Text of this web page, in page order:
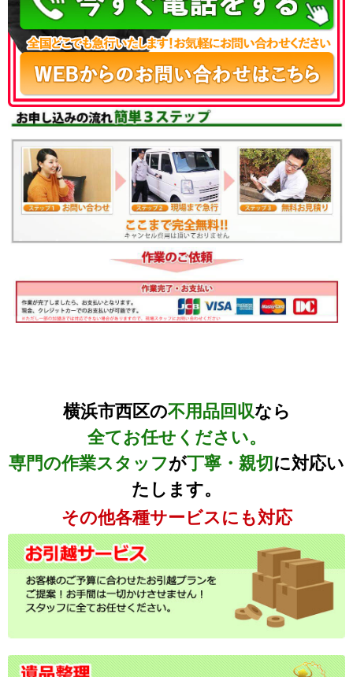
横浜市西区の不用品回収なら
全てお任せください。
専門の作業スタッフが丁寧・親切 に対応い
たします。
その他各種サービスにも対応